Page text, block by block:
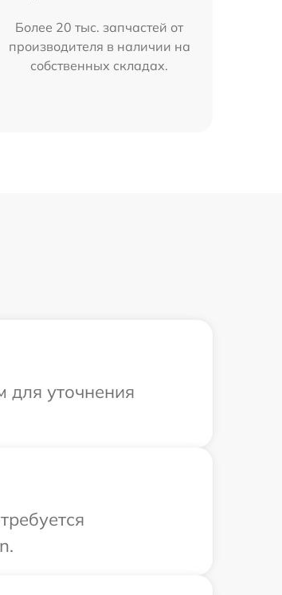
Более 20 тыс. запчастей от
производителя в наличии на
собственных складах.
для уточнения